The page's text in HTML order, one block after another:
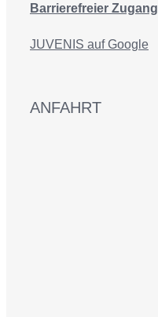
Barrierefreier Zugang
JUVENIS auf Google
ANFAHRT